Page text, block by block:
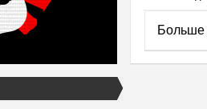
Больше